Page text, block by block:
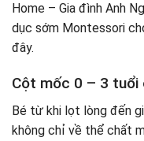
sớm Montessori
Không áp đặt trẻ
Không làm ảnh
Thiên nhiên giúp
Người đồng hành,
Home – Gia đình Anh
dục sớm Montessori
đây.
Cột mốc 0 – 3
Bé từ khi lọt lòng đến
không chỉ về thể chất